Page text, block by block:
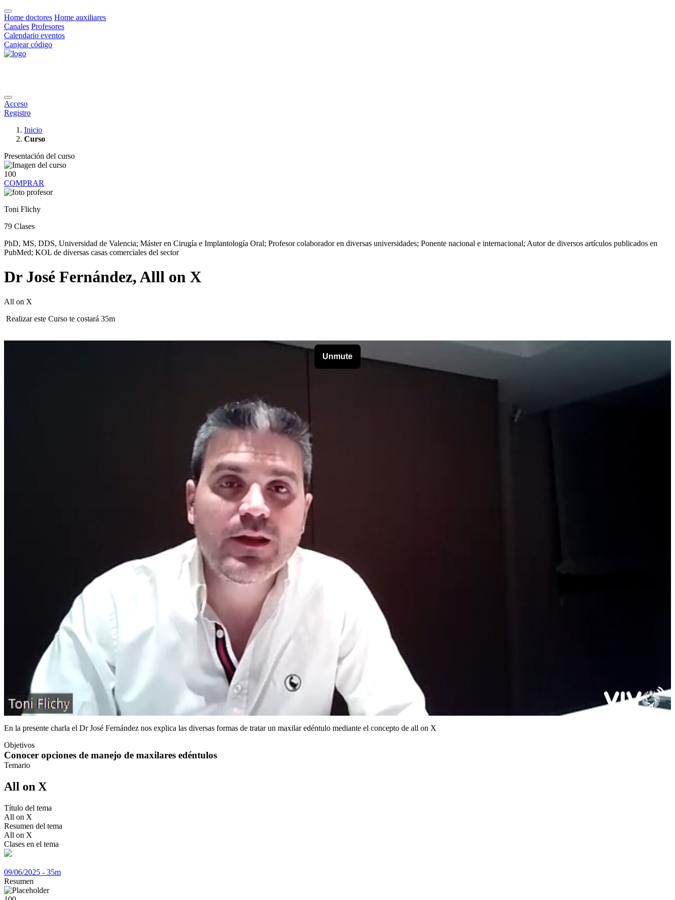
Home doctores Home auxiliares
Canales Profesores
Calendario eventos
Canjear código
Acceso
Registro
Inicio
Curso
Presentación del curso
100
COMPRAR
Toni Flichy
79 Clases
PhD, MS, DDS, Universidad de Valencia; Máster en Cirugía e Implantología Oral; Profesor colaborador en diversas universidades; Ponente nacional e internacional; Autor de diversos artículos publicados en
PubMed; KOL de diversas casas comerciales del sector
Dr José Fernández, Alll on X
All on X
Realizar este Curso te costará 35m
En la presente charla el Dr José Fernández nos explica las diversas formas de tratar un maxilar edéntulo mediante el concepto de all on X
Objetivos
Conocer opciones de manejo de maxilares edéntulos
Temario
All on X
Título del tema
All on X
Resumen del tema
All on X
Clases en el tema
09/06/2025 - 35m
Resumen